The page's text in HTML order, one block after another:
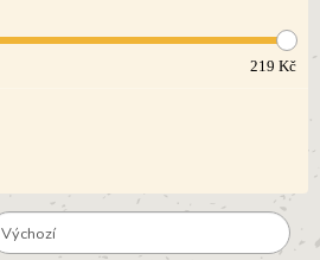
219 Kč
Výchozí